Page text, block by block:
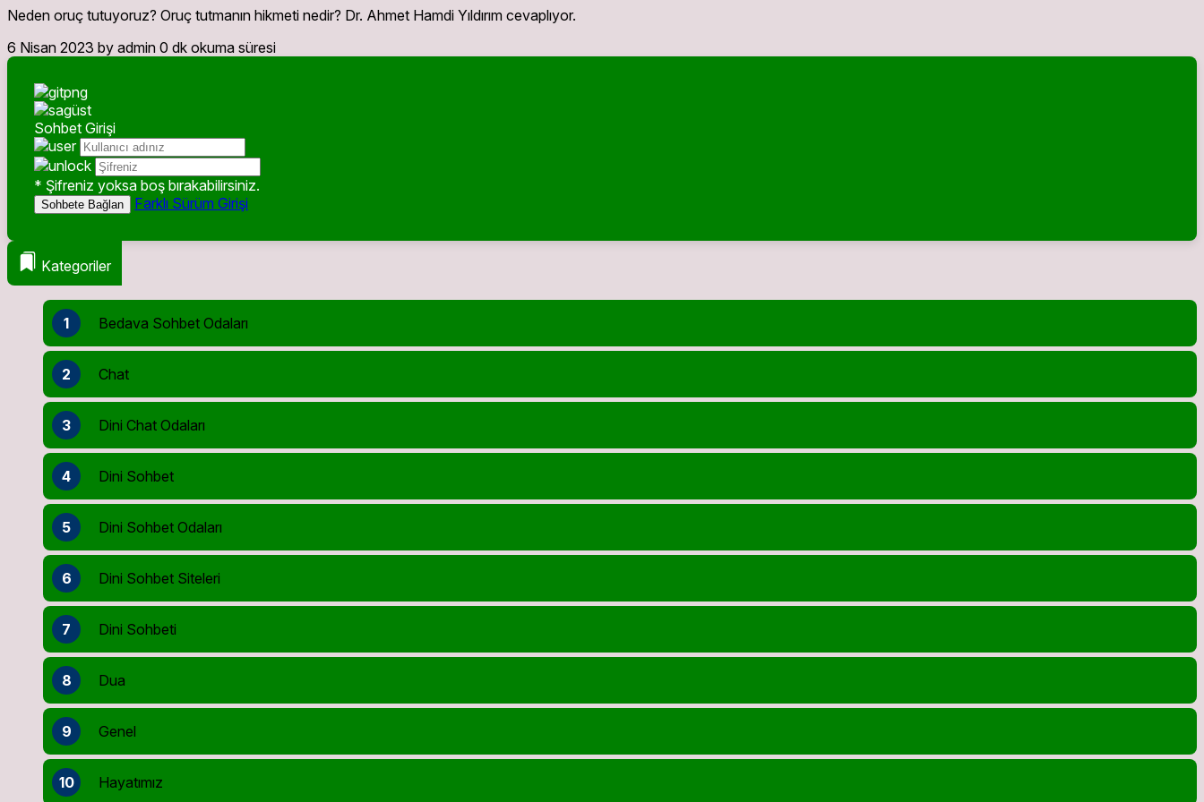
Neden oruç tutuyoruz? Oruç tutmanın hikmeti nedir? Dr. Ahmet Hamdi Yıldırım cevaplıyor.
6 Nisan 2023 by admin 0 dk okuma süresi
Sohbet Girişi
* Şifreniz yoksa boş bırakabilirsiniz.
Sohbete Bağlan Farklı Sürüm Girişi
Kategoriler
1 Bedava Sohbet Odaları
2 Chat
3 Dini Chat Odaları
4 Dini Sohbet
5 Dini Sohbet Odaları
6 Dini Sohbet Siteleri
7 Dini Sohbeti
8 Dua
9 Genel
10 Hayatımız